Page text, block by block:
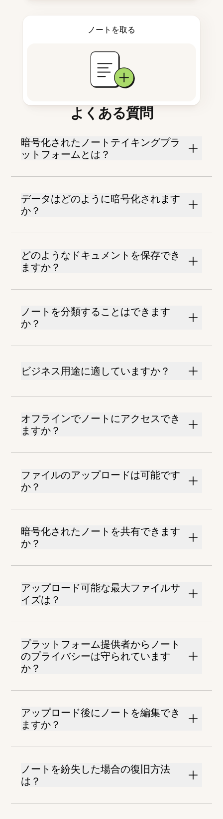
ノートを取る
よくある質問
暗号化されたノートテイキングプラ
ットフォームとは？
データはどのように暗号化されます
か？
どのようなドキュメントを保存でき
ますか？
ノートを分類することはできます
か？
ビジネス用途に適していますか？
オフラインでノートにアクセスでき
ますか？
ファイルのアップロードは可能です
か？
暗号化されたノートを共有できます
か？
アップロード可能な最大ファイルサ
イズは？
プラットフォーム提供者からノート
のプライバシーは守られています
か？
アップロード後にノートを編集でき
ますか？
ノートを紛失した場合の復旧方法
は？